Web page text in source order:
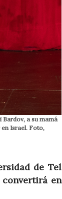
a su mamá
Israel. Foto,
de Tel
convertirá en